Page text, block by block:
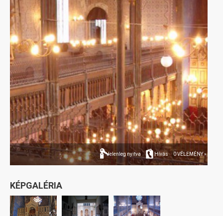
Jelenleg nyitva Hívás 0 VÉLEMÉNY »
KÉPGALÉRIA